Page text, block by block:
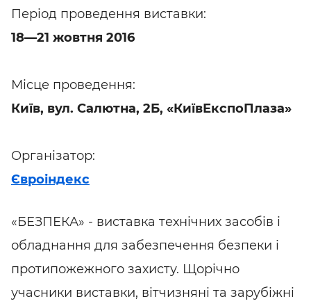
Період проведення виставки:
18—21 жовтня 2016
Місце проведення:
Київ, вул. Салютна, 2Б, «КиївЕкспоПлаза»
Організатор:
Євроіндекс
«БЕЗПЕКА» - виставка технічних засобів і
обладнання для забезпечення безпеки і
протипожежного захисту. Щорічно
учасники виставки, вітчизняні та зарубіжні